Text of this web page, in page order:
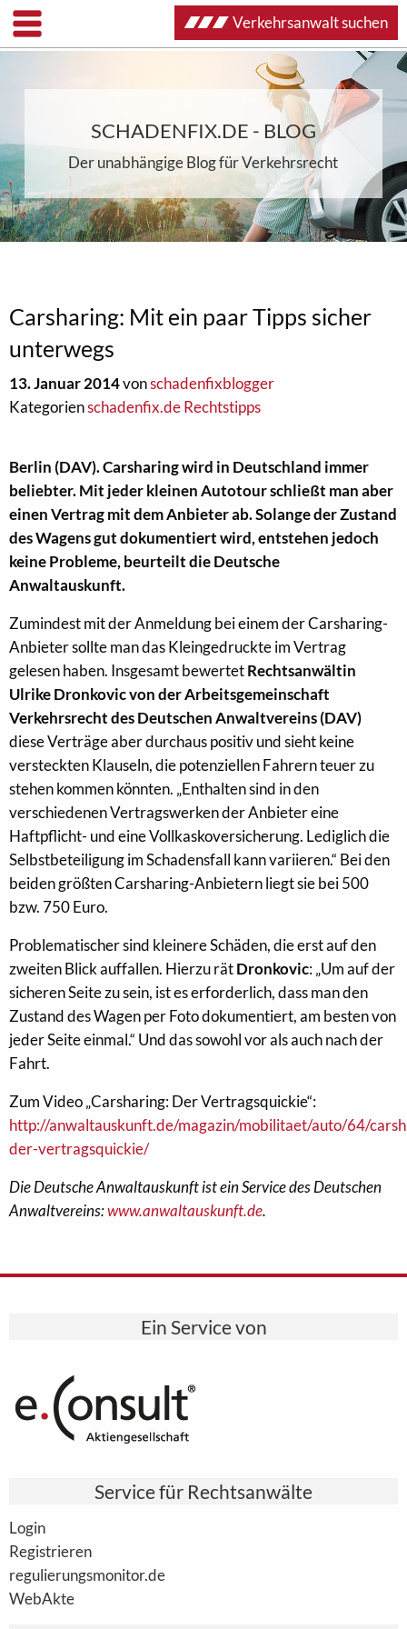
SCHADENFIX.DE - BLOG
Der unabhängige Blog für Verkehrsrecht
Carsharing: Mit ein paar Tipps sicher
unterwegs
13. Januar 2014vonschadenfixblogger
Kategorienschadenfix.de Rechtstipps
Berlin (DAV). Carsharing wird in Deutschland immer
beliebter. Mit jeder kleinen Autotour schließt man aber
einen Vertrag mit dem Anbieter ab. Solange der Zustand
des Wagens gut dokumentiert wird, entstehen jedoch
keine Probleme, beurteilt die Deutsche
Anwaltauskunft.
Zumindest mit der Anmeldung bei einem der Carsharing-
Anbieter sollte man das Kleingedruckte im Vertrag
gelesen haben. Insgesamt bewertetRechtsanwältin
Ulrike Dronkovic von der Arbeitsgemeinschaft
Verkehrsrecht des Deutschen Anwaltvereins (DAV)
diese Verträge aber durchaus positiv und sieht keine
versteckten Klauseln, die potenziellen Fahrern teuer zu
stehen kommen könnten. „Enthalten sind in den
verschiedenen Vertragswerken der Anbieter eine
Haftpflicht- und eine Vollkaskoversicherung. Lediglich die
Selbstbeteiligung im Schadensfall kann variieren.“ Bei den
beiden größten Carsharing-Anbietern liegt sie bei 500
bzw. 750 Euro.
Problematischer sind kleinere Schäden, die erst auf den
zweiten Blick auffallen. Hierzu rätDronkovic: „Um auf der
sicheren Seite zu sein, ist es erforderlich, dass man den
Zustand des Wagen per Foto dokumentiert, am besten von
jeder Seite einmal.“ Und das sowohl vor als auch nach der
Fahrt.
Zum Video „Carsharing: Der Vertragsquickie“:
http://anwaltauskunft.de/magazin/mobilitaet/auto/64/
der-vertragsquickie/
Die Deutsche Anwaltauskunft ist ein Service des Deutschen
Anwaltvereins:www.anwaltauskunft.de.
Ein Service von
Service für Rechtsanwälte
Login
Registrieren
regulierungsmonitor.de
WebAkte
Verkehrsanwalt suchen